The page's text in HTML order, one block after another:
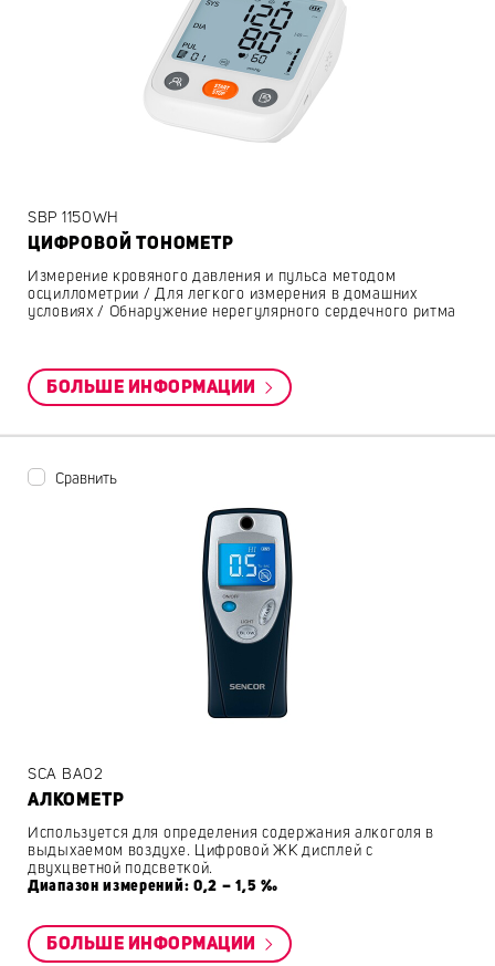
SBP 1150WH
ЦИФРОВОЙ ТОНОМЕТР
Измерение кровяного давления и пульса методом
осциллометрии / Для легкого измерения в домашних
условиях / Обнаружение нерегулярного сердечного ритма
БОЛЬШЕ ИНФОРМАЦИИ
Сравнить
SCA BA02
АЛКОМЕТР
Используется для определения содержания алкоголя в
выдыхаемом воздухе. Цифровой ЖК дисплей с
двухцветной подсветкой.
Диапазон измерений: 0,2 – 1,5 ‰
БОЛЬШЕ ИНФОРМАЦИИ